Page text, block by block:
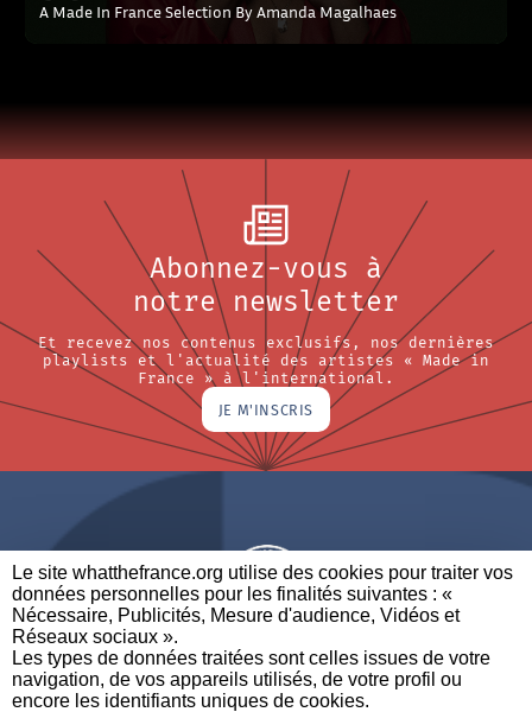
Le site whatthefrance.org utilise des cookies pour traiter vos
données personnelles pour les finalités suivantes : «
Nécessaire, Publicités, Mesure d'audience, Vidéos et
Réseaux sociaux ». ​
Les types de données traitées sont celles issues de votre
navigation, de vos appareils utilisés, de votre profil ou
encore les identifiants uniques de cookies. ​
A Made In France Selection By Amanda Magalhaes
Abonnez-vous à
notre newsletter
Et recevez nos contenus exclusifs, nos dernières
playlists et l'actualité des artistes « Made in
France » à l'international.
JE M'INSCRIS
A BRAND OF
PARTENAIRES CONTACTEZ-NOUS MENTIONS LÉGALES